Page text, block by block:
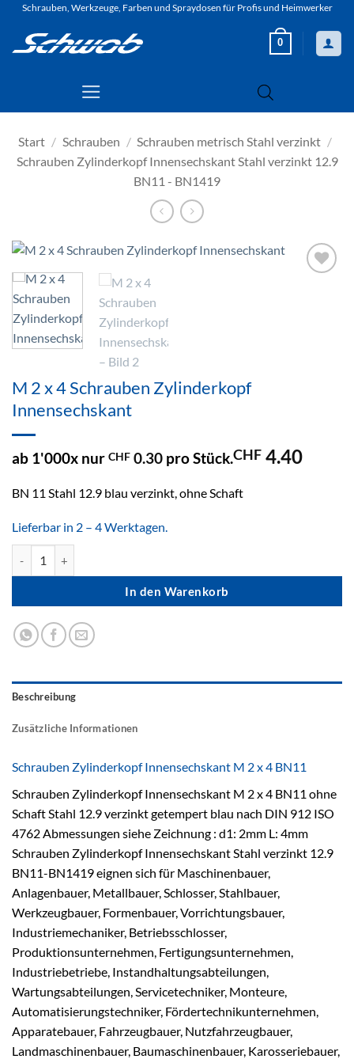
Zum
springen
Schrauben, Werkzeuge, Farben und Spraydosen für Profis und Heimwerker
0
Start / Schrauben / Schrauben metrisch Stahl verzinkt /
Schrauben Zylinderkopf Innensechskant Stahl verzinkt 12.9
BN11 - BN1419
M 2 x 4 Schrauben Zylinderkopf
Innensechskant
ab 1'000x nur CHF 0.30 pro Stück.CHF 4.40
BN 11 Stahl 12.9 blau verzinkt, ohne Schaft
Lieferbar in 2 – 4 Werktagen.
M 2 x 4 Schrauben Zylinderkopf Innensechskant Menge
In den Warenkorb
Beschreibung
Zusätzliche Informationen
Schrauben Zylinderkopf Innensechskant M 2 x 4 BN11
Schrauben Zylinderkopf Innensechskant M 2 x 4 BN11 ohne
Schaft Stahl 12.9 verzinkt getempert blau nach DIN 912 ISO
4762 Abmessungen siehe Zeichnung : d1: 2mm L: 4mm
Schrauben Zylinderkopf Innensechskant Stahl verzinkt 12.9
BN11-BN1419 eignen sich für Maschinenbauer,
Anlagenbauer, Metallbauer, Schlosser, Stahlbauer,
Werkzeugbauer, Formenbauer, Vorrichtungsbauer,
Industriemechaniker, Betriebsschlosser,
Produktionsunternehmen, Fertigungsunternehmen,
Industriebetriebe, Instandhaltungsabteilungen,
Wartungsabteilungen, Servicetechniker, Monteure,
Automatisierungstechniker, Fördertechnikunternehmen,
Apparatebauer, Fahrzeugbauer, Nutzfahrzeugbauer,
Landmaschinenbauer, Baumaschinenbauer, Karosseriebauer,